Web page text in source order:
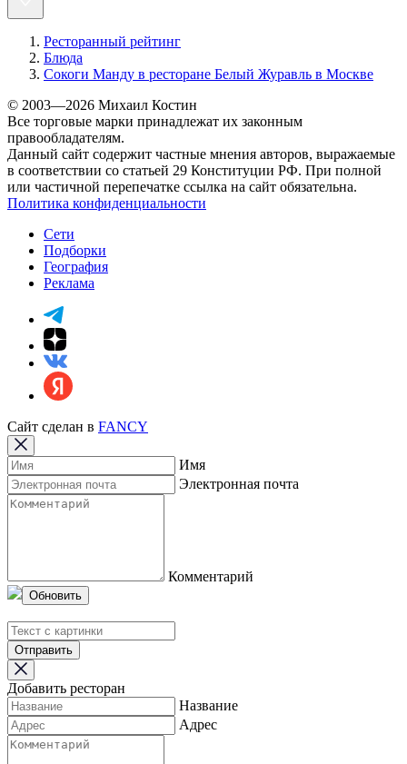
Ресторанный рейтинг
Блюда
Сокоги Манду в ресторане Белый Журавль в Москве
© 2003—2026 Михаил Костин
Все торговые марки принадлежат их законным
правообладателям.
Данный сайт содержит частные мнения авторов, выражаемые
в соответствии со статьей 29 Конституции РФ. При полной
или частичной перепечатке ссылка на сайт обязательна.
Политика конфиденциальности
Сети
Подборки
География
Реклама
Сайт сделан в FANCY
Имя
Электронная почта
Комментарий
Обновить
Отправить
Добавить ресторан
Название
Адрес